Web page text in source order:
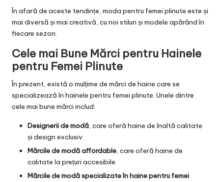
În afară de aceste tendințe, moda pentru femei plinute este și
mai diversă și mai creativă, cu noi stiluri și modele apărând în
fiecare sezon.
Cele mai Bune Mărci pentru Hainele
pentru Femei Plinute
În prezent, există o mulțime de mărci de haine care se
specializează în hainele pentru femei plinute. Unele dintre
cele mai bune mărci includ:
Designerii de modă, care oferă haine de înaltă calitate
și design exclusiv.
Mărcile de modă affordable, care oferă haine de
calitate la prețuri accesibile.
Mărcile de modă specializate în haine pentru femei